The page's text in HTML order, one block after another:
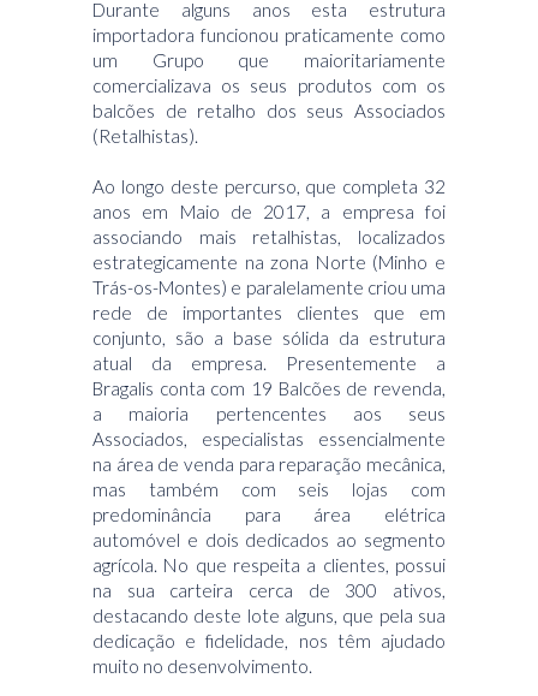
Durante alguns anos esta estrutura
importadora funcionou praticamente como
um Grupo que maioritariamente
comercializava os seus produtos com os
balcões de retalho dos seus Associados
(Retalhistas).
Ao longo deste percurso, que completa 32
anos em Maio de 2017, a empresa foi
associando mais retalhistas, localizados
estrategicamente na zona Norte (Minho e
Trás-os-Montes) e paralelamente criou uma
rede de importantes clientes que em
conjunto, são a base sólida da estrutura
atual da empresa. Presentemente a
Bragalis conta com 19 Balcões de revenda,
a maioria pertencentes aos seus
Associados, especialistas essencialmente
na área de venda para reparação mecânica,
mas também com seis lojas com
predominância para área elétrica
automóvel e dois dedicados ao segmento
agrícola. No que respeita a clientes, possui
na sua carteira cerca de 300 ativos,
destacando deste lote alguns, que pela sua
dedicação e fidelidade, nos têm ajudado
muito no desenvolvimento.